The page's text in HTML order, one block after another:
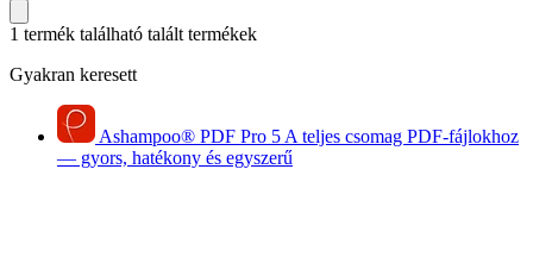
1 termék található talált termékek
Gyakran keresett
Ashampoo® PDF Pro 5 A teljes csomag PDF-fájlokhoz
— gyors, hatékony és egyszerű